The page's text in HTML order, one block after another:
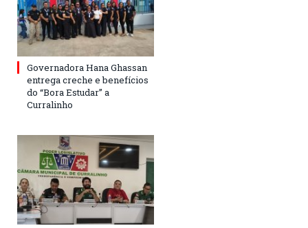
Governadora Hana Ghassan
entrega creche e benefícios
do “Bora Estudar” a
Curralinho